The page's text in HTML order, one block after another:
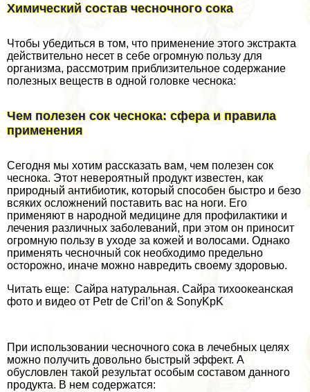
Химический состав чесночного сока
Чтобы убедиться в том, что применение этого экстpaкта
действительно несет в себе огромную пользу для
организма, рассмотрим приблизительное содержание
полезных веществ в одной головке чеснока:
Чем полезен сок чеснока: сфера и правила
применения
Сегодня мы хотим рассказать вам, чем полезен сок
чеснока. Этот невероятный продукт известен, как
природный антибиотик, который способен быстро и безо
всяких осложнений поставить вас на ноги. Его
применяют в народной медицине для профилактики и
лечения различных заболеваний, при этом он приносит
огромную пользу в уходе за кожей и волосами. Однако
применять чесночный сок необходимо предельно
осторожно, иначе можно навредить своему здоровью.
Читать еще: Сайра натуральная. Сайра тихоокеанская
фото и видео от Petr de Cril’on & SonyKpK
При использовании чесночного сока в лечебных целях
можно получить довольно быстрый эффект. А
обусловлен такой результат особым составом данного
продукта. В нем содержатся: